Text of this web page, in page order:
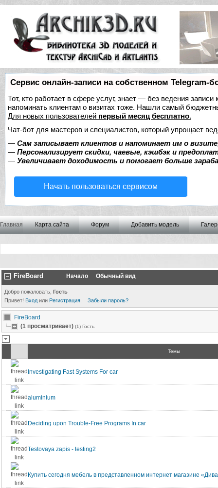
Сервис онлайн-записи на собственном Telegram-
Тот, кто работает в сфере услуг, знает — без ведения
напоминать клиентам о визитах тоже. Нашли самый
Для новых пользователей первый месяц бесплатно.
Чат-бот для мастеров и специалистов, который упрощает
— Сам записывает клиентов и напоминает им о
— Персонализирует скидки, чаевые, кэшбэк и
— Увеличивает доходимость и помогает больше
Начать пользоваться сервисом
Главная Карта сайта Форум Добавить модель
FireBoard Начало Обычный вид
Добро пожаловать, Гость
Привет! Вход или Регистрация Забыли пароль?
FireBoard
(1 просматривает) (1) Гость
Темы
Investigating Fast Systems For car
aluminium
Deciding upon Trouble-Free Programs In car
Testovaya zapis - testing2
Купить сегодня мебель в представленном интернет магазине